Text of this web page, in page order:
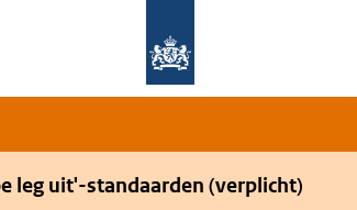
leg uit'-standaarden (verplicht)